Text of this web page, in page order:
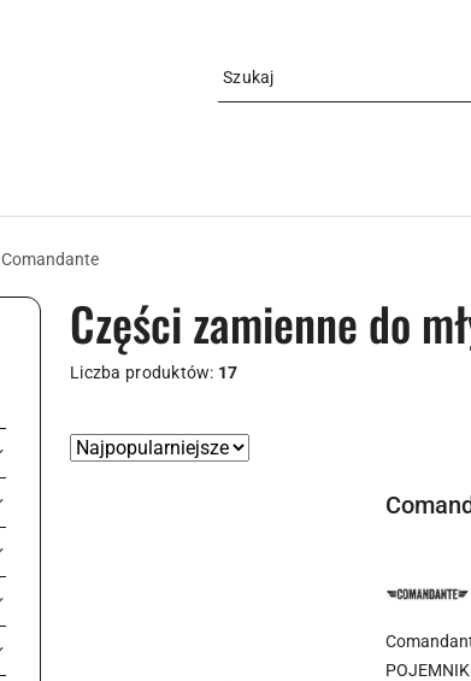
Comandante
Części zamienne do
Liczba produktów: 17
Zastosowano
Sortuj
NAZWA